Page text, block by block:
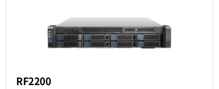
RF2200